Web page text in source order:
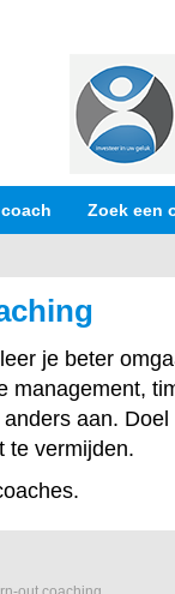
Zoek een
leer je beter
management,
aan.
te vermijden.